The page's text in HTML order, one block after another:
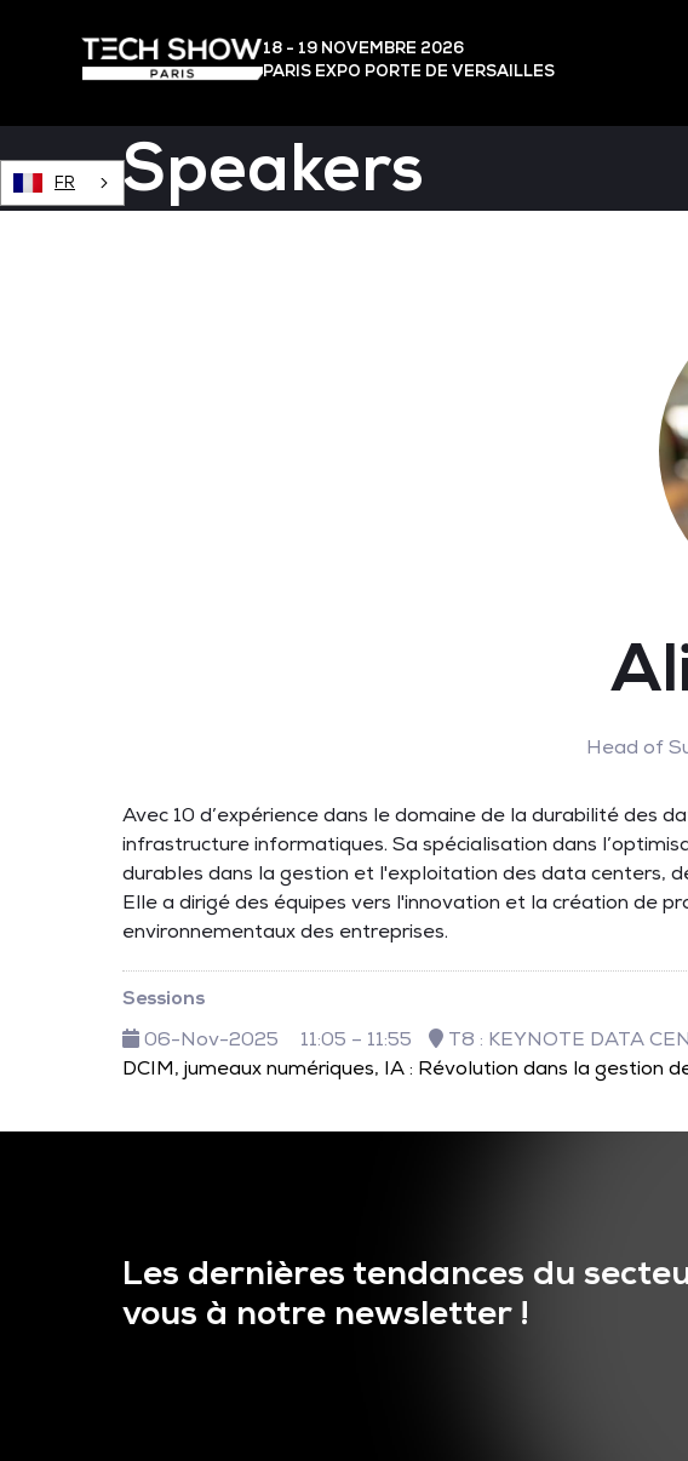
18 - 19 NOVEMBRE 2026
PARIS EXPO PORTE DE VERSAILLES
FR Speakers
Head of
Avec 10 d’expérience dans le domaine de la durabilité des
infrastructure informatiques. Sa spécialisation dans
durables dans la gestion et l'exploitation des data centers,
Elle a dirigé des équipes vers l'innovation et la création de
environnementaux des entreprises.
Sessions
06-Nov-2025
11:05 – 11:55
T8 : KEYNOTE DATA
DCIM, jumeaux numériques, IA : Révolution dans la gestion
Les dernières tendances du
vous à notre newsletter !